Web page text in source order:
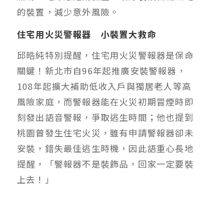
的裝置，減少意外風險。
住宅用火災警報器 小裝置大救命
邱晧純特別提醒，住宅用火災警報器是保命
關鍵！新北市自96年起推廣安裝警報器，
108年起擴大補助低收入戶與獨居老人等高
風險家庭，而警報器能在火災初期冒煙時即
刻發出語音警報，爭取逃生時間；他也提到
桃園曾發生住宅火災，雖有申請警報器卻未
安裝，錯失最佳逃生時機，因此語重心長地
提醒，「警報器不是裝飾品，回家一定要裝
上去！」